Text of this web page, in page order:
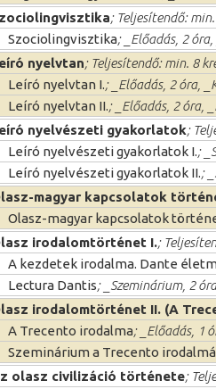
; Teljesítendő:
Szociolingvisztika; _Előadás, 2
nyelvtan; Teljesítendő: min. 8
Leíró nyelvtan I.; _Előadás, 2 óra,
Leíró nyelvtan II.; _Előadás, 2 óra,
nyelvészeti gyakorlatok;
Leíró nyelvészeti gyakorlatok I.;
Leíró nyelvészeti gyakorlatok II.;
magyar kapcsolatok
Olasz-magyar kapcsolatok
irodalomtörténet I.;
A kezdetek irodalma. Dante
Lectura Dantis; _Szeminárium, 2
irodalomtörténet II. (A
A Trecento irodalma; _Előadás, 1
Szeminárium a Trecento
olasz civilizáció története;